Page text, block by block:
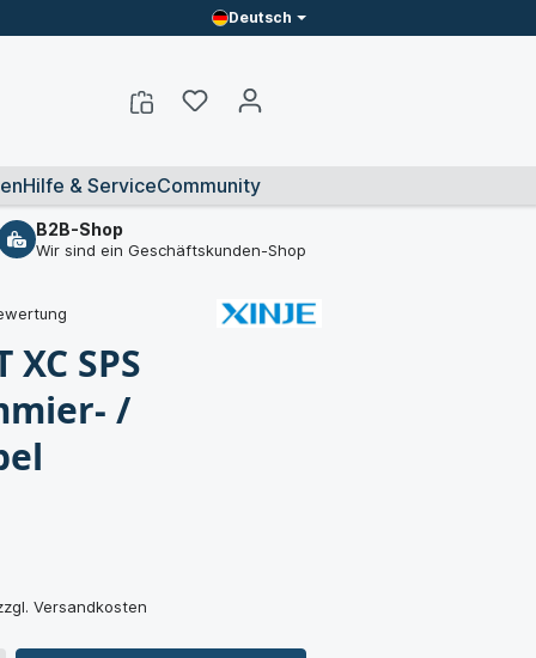
Deutsch
Hilfe & ServiceCommunity
B2B-Shop
Wir sind ein Geschäftskunden-Shop
XC SPS
/
Versandkosten